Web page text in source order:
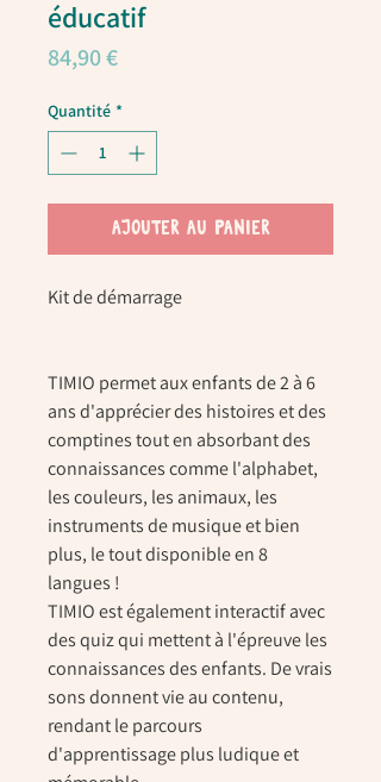
éducatif
84,90 €Prix
Quantité *
AJOUTER AU PANIER
Kit de démarrage
TIMIO permet aux enfants de 2 à 6
ans d'apprécier des histoires et des
comptines tout en absorbant des
connaissances comme l'alphabet,
les couleurs, les animaux, les
instruments de musique et bien
plus, le tout disponible en 8
langues !
TIMIO est également interactif avec
des quiz qui mettent à l'épreuve les
connaissances des enfants. De vrais
sons donnent vie au contenu,
rendant le parcours
d'apprentissage plus ludique et